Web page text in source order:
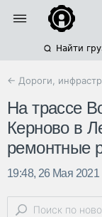
Найти
← Дороги,
На трассе
Керново в
ремонтные
19:48, 26 Мая 2021